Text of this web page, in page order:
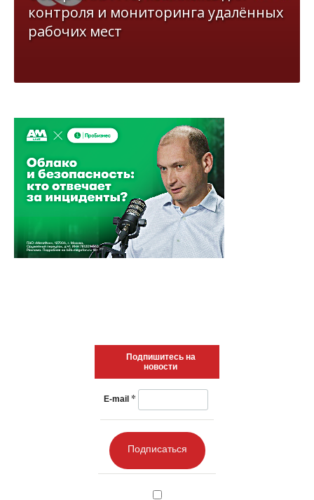
контроля и мониторинга удалённых
рабочих мест
Подпишитесь на
новости
E-mail *
Подписаться